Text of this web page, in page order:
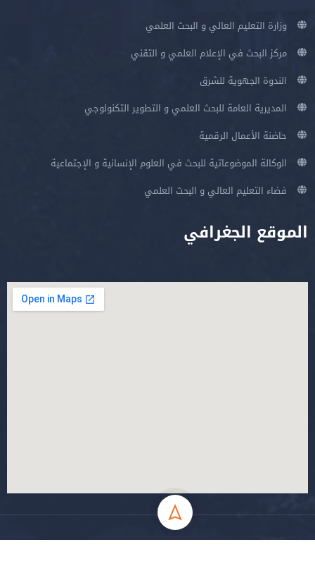
وزارة التعليم العالي و البحث العلمي
مركز البحث في الإعلام العلمي و التقني
الندوة الجهوية للشرق
المديرية العامة للبحث العلمي و التطوير التكنولوجي
حاضنة الأعمال الرقمية
الوكالة الموضوعاتية للبحث في العلوم الإنسانية و الإجتماعية
فضاء التعليم العالي و البحث العلمي
الموقع الجغرافي
جميع الحقوق محفوظة جامعة المسيلة - 2024